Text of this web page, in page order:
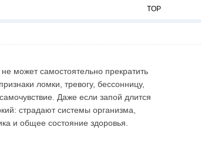
TOP
может самостоятельно прекратить
ломки, тревогу, бессонницу,
Даже если запой длится
страдают системы организма,
и общее состояние здоровья.